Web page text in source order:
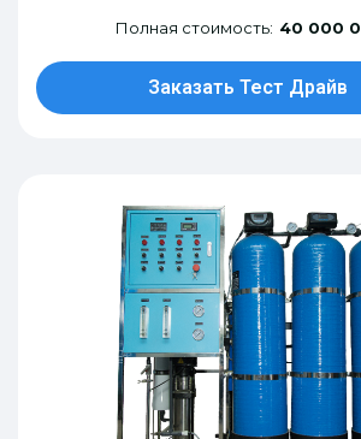
Полная стоимость: 40 000
Заказать Тест Драйв